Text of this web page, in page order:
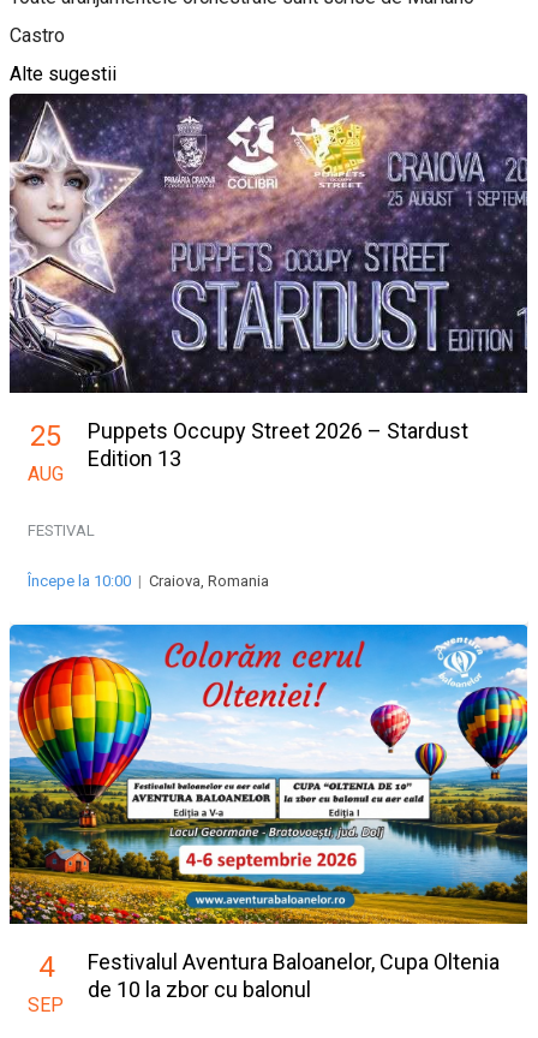
Castro
Alte sugestii
25
AUG
Puppets Occupy Street 2026 – Stardust
Edition 13
FESTIVAL
Începe la 10:00 | Craiova, Romania
4
SEP
Festivalul Aventura Baloanelor, Cupa Oltenia
de 10 la zbor cu balonul